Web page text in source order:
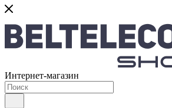
Интернет-магазин